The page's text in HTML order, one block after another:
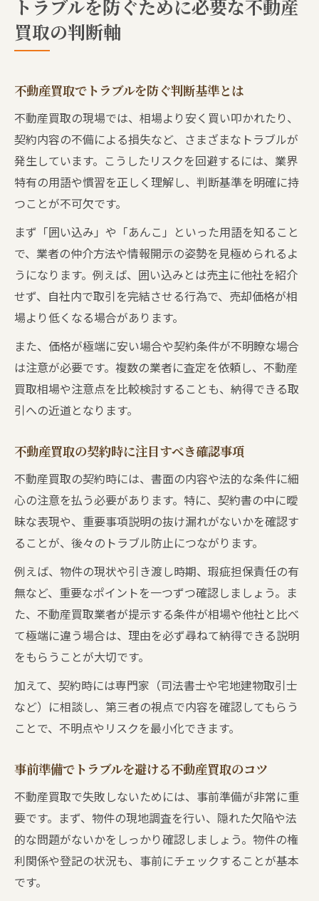
トラブルを防ぐために必要な不動産
買取の判断軸
不動産買取でトラブルを防ぐ判断基準とは
不動産買取の現場では、相場より安く買い叩かれたり、
契約内容の不備による損失など、さまざまなトラブルが
発生しています。こうしたリスクを回避するには、業界
特有の用語や慣習を正しく理解し、判断基準を明確に持
つことが不可欠です。
まず「囲い込み」や「あんこ」といった用語を知ること
で、業者の仲介方法や情報開示の姿勢を見極められるよ
うになります。例えば、囲い込みとは売主に他社を紹介
せず、自社内で取引を完結させる行為で、売却価格が相
場より低くなる場合があります。
また、価格が極端に安い場合や契約条件が不明瞭な場合
は注意が必要です。複数の業者に査定を依頼し、不動産
買取相場や注意点を比較検討することも、納得できる取
引への近道となります。
不動産買取の契約時に注目すべき確認事項
不動産買取の契約時には、書面の内容や法的な条件に細
心の注意を払う必要があります。特に、契約書の中に曖
昧な表現や、重要事項説明の抜け漏れがないかを確認す
ることが、後々のトラブル防止につながります。
例えば、物件の現状や引き渡し時期、瑕疵担保責任の有
無など、重要なポイントを一つずつ確認しましょう。ま
た、不動産買取業者が提示する条件が相場や他社と比べ
て極端に違う場合は、理由を必ず尋ねて納得できる説明
をもらうことが大切です。
加えて、契約時には専門家（司法書士や宅地建物取引士
など）に相談し、第三者の視点で内容を確認してもらう
ことで、不明点やリスクを最小化できます。
事前準備でトラブルを避ける不動産買取のコツ
不動産買取で失敗しないためには、事前準備が非常に重
要です。まず、物件の現地調査を行い、隠れた欠陥や法
的な問題がないかをしっかり確認しましょう。物件の権
利関係や登記の状況も、事前にチェックすることが基本
です。